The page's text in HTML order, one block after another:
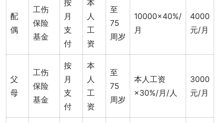
配
偶
工伤
保险
基金
按
月
支
付
本
人
工
资
至
75
周岁
10000×40%/
月
4000
元/月
父
母
工伤
保险
基金
按
月
支
付
本
人
工
资
至
75
周岁
本人工资
×30%/月/人
3000
元/月